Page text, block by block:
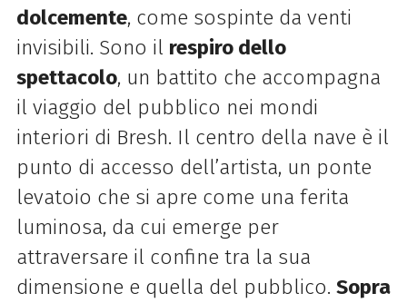
dolcemente, come sospinte da venti
invisibili. Sono il respiro dello
spettacolo, un battito che accompagna
il viaggio del pubblico nei mondi
interiori di Bresh. Il centro della nave è il
punto di accesso dell’artista, un ponte
levatoio che si apre come una ferita
luminosa, da cui emerge per
attraversare il confine tra la sua
dimensione e quella del pubblico. Sopra